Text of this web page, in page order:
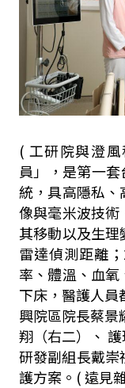
( 工研院與澄
員」，是第一
統，具高隱私
像與毫米波技
其移動以及生
雷達偵測距離
率、體溫、血
下床，醫護人員
興院區院長蔡景
翔（右二）、
研發副組長戴崇
護方案。( 遠見